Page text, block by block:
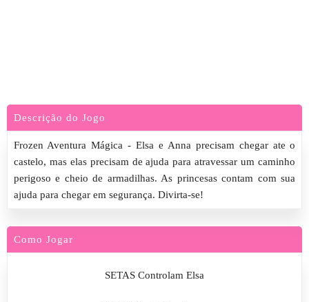
Descrição do Jogo
Frozen Aventura Mágica - Elsa e Anna precisam chegar ate o
castelo, mas elas precisam de ajuda para atravessar um caminho
perigoso e cheio de armadilhas. As princesas contam com sua
ajuda para chegar em segurança. Divirta-se!
Como Jogar
SETAS Controlam Elsa